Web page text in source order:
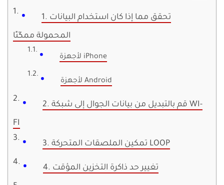
1. تحقق مما إذا كان استخدام البيانات
المحمولة ممكّنًا
لأجهزة iPhone
لأجهزة Android
2. قم بالتبديل من بيانات الجوال إلى شبكة WI-
FI
3. تمكين الملصقات المتحركة LOOP
4. تغيير حد ذاكرة التخزين المؤقت